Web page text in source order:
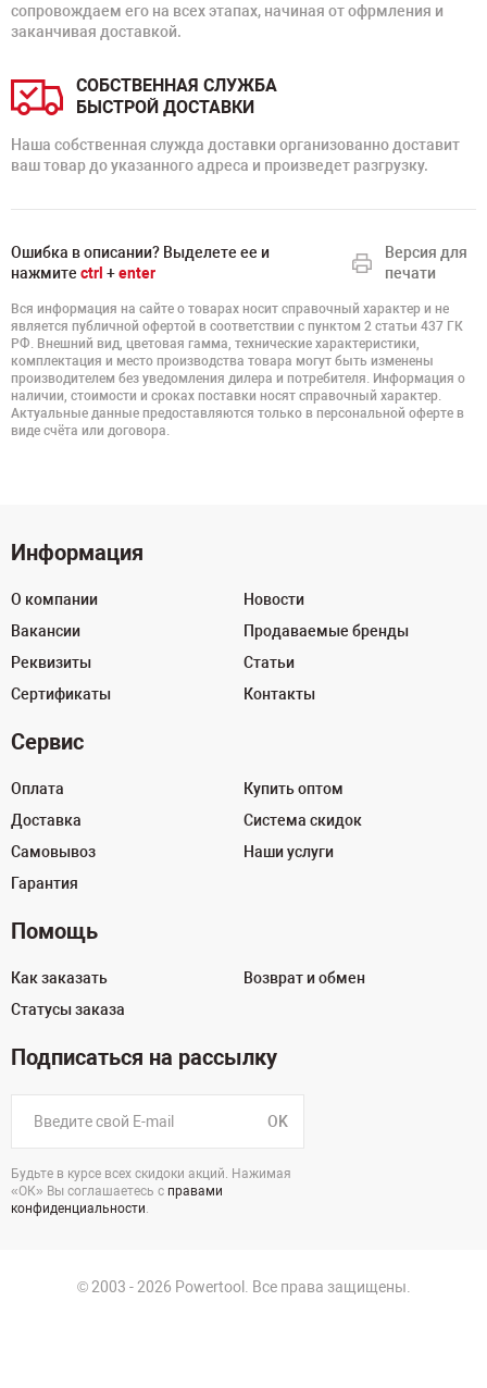
сопровождаем его на всех этапах, начиная от офрмления и
заканчивая доставкой.
СОБСТВЕННАЯ СЛУЖБА
БЫСТРОЙ ДОСТАВКИ
Наша собственная служда доставки организованно доставит
ваш товар до указанного адреса и произведет разгрузку.
Ошибка в описании? Выделете ее и
нажмите ctrl +enter
Версия для
печати
Вся информация на сайте о товарах носит справочный характер и не
является публичной офертой в соответствии с пунктом 2 статьи 437 ГК
РФ. Внешний вид, цветовая гамма, технические характеристики,
комплектация и место производства товара могут быть изменены
производителем без уведомления дилера и потребителя. Информация о
наличии, стоимости и сроках поставки носят справочный характер.
Актуальные данные предоставляются только в персональной оферте в
виде счёта или договора.
Информация
О компании
Вакансии
Реквизиты
Сертификаты
Новости
Продаваемые бренды
Статьи
Контакты
Сервис
Оплата
Доставка
Самовывоз
Гарантия
Купить оптом
Система скидок
Наши услуги
Помощь
Как заказать
Статусы заказа
Возврат и обмен
Подписаться на рассылку
OK
Будьте в курсе всех скидоки акций. Нажимая
«ОК» Вы соглашаетесь с правами
конфиденциальности.
© 2003 - 2026 Powertool. Все права защищены.